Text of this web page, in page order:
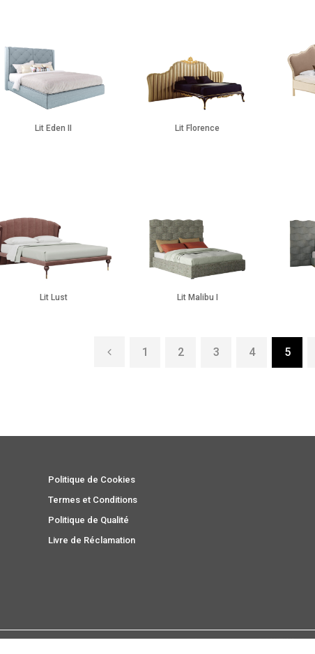
Lit Eden II Lit Florence
Lit Lust Lit Malibu I
1 2 3 4 5
Politique de Cookies
Termes et Conditions
Politique de Qualité
Livre de Réclamation